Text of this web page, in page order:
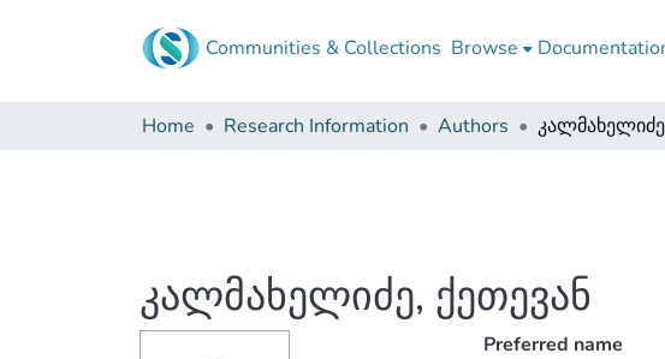
Communities & Collections Browse
Home Research Information Authors
კალმახელიძე, ქეთევან
Preferred name